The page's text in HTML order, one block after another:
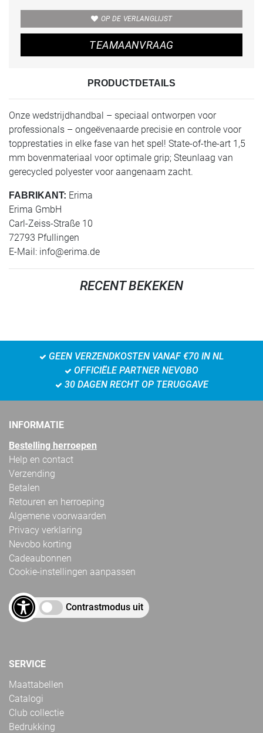
OP DE VERLANGLIJST
TEAMAANVRAAG
PRODUCTDETAILS
Onze wedstrijdhandbal – speciaal ontworpen voor
professionals – ongeëvenaarde precisie en controle voor
topprestaties in elke fase van het spel! State-of-the-art 1,5
mm bovenmateriaal voor optimale grip; Steunlaag van
gerecycled polyester voor aangenaam zacht.
FABRIKANT: Erima
Erima GmbH
Carl-Zeiss-Straße 10
72793 Pfullingen
E-Mail: info@erima.de
RECENT BEKEKEN
GEEN VERZENDKOSTEN VANAF €70 IN NL
OFFICIËLE PARTNER NEVOBO
30 DAGEN RECHT OP TERUGGAVE
INFORMATIE
Bestelling herroepen
Help en contact
Verzending
Betalen
Retouren en herroeping
Algemene voorwaarden
Privacy verklaring
Nevobo korting
Cadeaubonnen
Cookie-instellingen aanpassen
Contrastmodus uit
SERVICE
Maattabellen
Catalogi
Club collectie
Bedrukking